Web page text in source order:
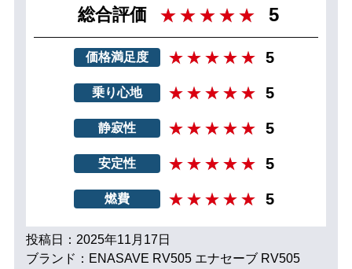
総合評価 5
価格満足度 5
乗り心地 5
静寂性 5
安定性 5
燃費 5
投稿日：2025年11月17日
ブランド：ENASAVE RV505 エナセーブ RV505